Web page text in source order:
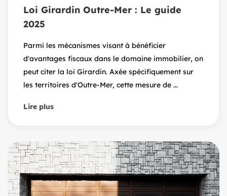
Loi Girardin Outre-Mer : Le guide
2025
Parmi les mécanismes visant à bénéficier
d'avantages fiscaux dans le domaine immobilier, on
peut citer la loi Girardin. Axée spécifiquement sur
les territoires d'Outre-Mer, cette mesure de ...
Lire plus